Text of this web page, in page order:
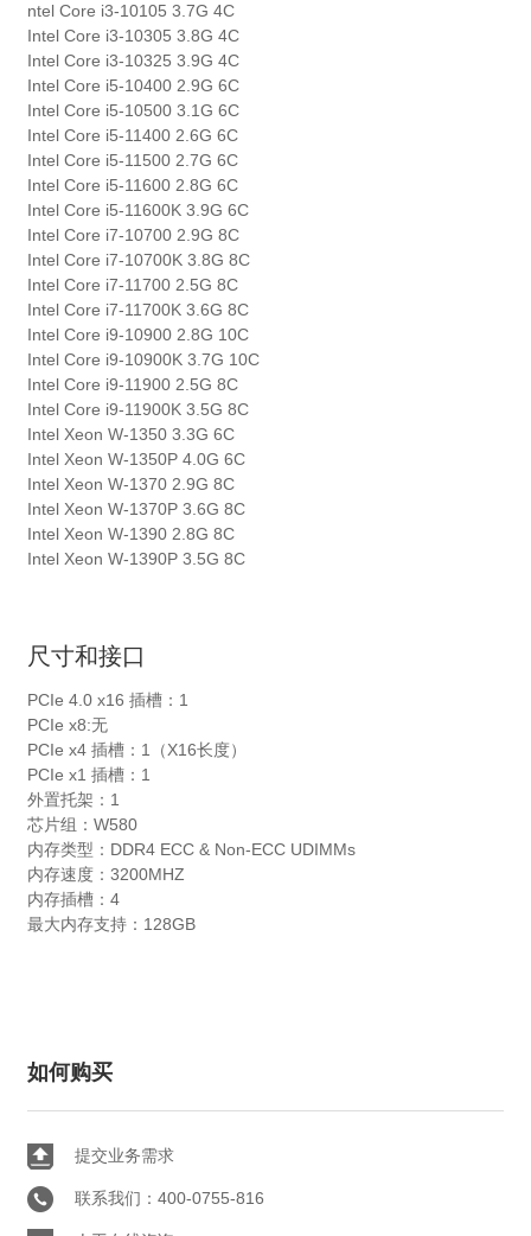
ntel Core i3-10105 3.7G 4C
Intel Core i3-10305 3.8G 4C
Intel Core i3-10325 3.9G 4C
Intel Core i5-10400 2.9G 6C
Intel Core i5-10500 3.1G 6C
Intel Core i5-11400 2.6G 6C
Intel Core i5-11500 2.7G 6C
Intel Core i5-11600 2.8G 6C
Intel Core i5-11600K 3.9G 6C
Intel Core i7-10700 2.9G 8C
Intel Core i7-10700K 3.8G 8C
Intel Core i7-11700 2.5G 8C
Intel Core i7-11700K 3.6G 8C
Intel Core i9-10900 2.8G 10C
Intel Core i9-10900K 3.7G 10C
Intel Core i9-11900 2.5G 8C
Intel Core i9-11900K 3.5G 8C
Intel Xeon W-1350 3.3G 6C
Intel Xeon W-1350P 4.0G 6C
Intel Xeon W-1370 2.9G 8C
Intel Xeon W-1370P 3.6G 8C
Intel Xeon W-1390 2.8G 8C
Intel Xeon W-1390P 3.5G 8C
尺寸和接口
PCIe 4.0 x16 插槽：1
PCIe x8:无
PCIe x4 插槽：1（X16长度）
PCIe x1 插槽：1
外置托架：1
芯片组：W580
内存类型：DDR4 ECC & Non-ECC UDIMMs
内存速度：3200MHZ
内存插槽：4
最大内存支持：128GB
如何购买
提交业务需求
联系我们：400-0755-816